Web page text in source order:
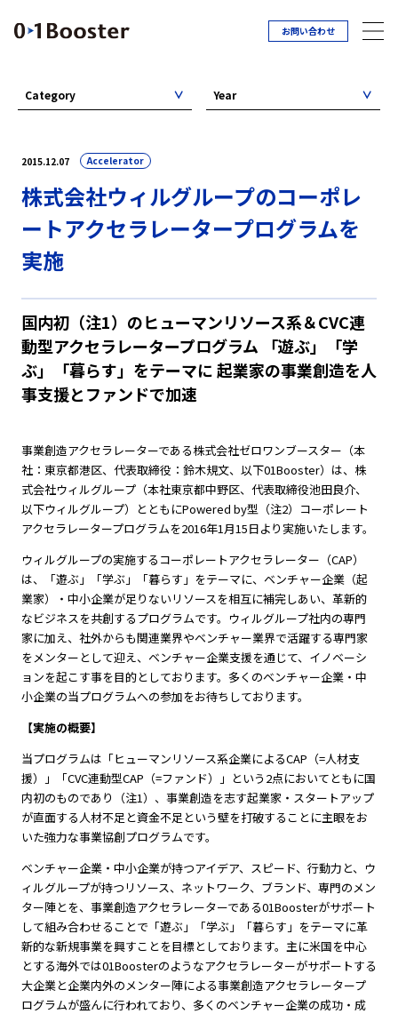
お問い合わせ
2015.12.07 Accelerator
株式会社ウィルグループのコーポレ
ートアクセラレータープログラムを
実施
国内初（注1）のヒューマンリソース系＆CVC連
動型アクセラレータープログラム 「遊ぶ」「学
ぶ」「暮らす」をテーマに 起業家の事業創造を人
事支援とファンドで加速
事業創造アクセラレーターである株式会社ゼロワンブースター（本
社：東京都港区、代表取締役：鈴木規文、以下01Booster）は、株
式会社ウィルグループ（本社東京都中野区、代表取締役池田良介、
以下ウィルグループ）とともにPowered by型（注2）コーポレート
アクセラレータープログラムを2016年1月15日より実施いたします。
ウィルグループの実施するコーポレートアクセラレーター（CAP）
は、「遊ぶ」「学ぶ」「暮らす」をテーマに、ベンチャー企業（起
業家）・中小企業が足りないリソースを相互に補完しあい、革新的
なビジネスを共創するプログラムです。ウィルグループ社内の専門
家に加え、社外からも関連業界やベンチャー業界で活躍する専門家
をメンターとして迎え、ベンチャー企業支援を通じて、イノベーシ
ョンを起こす事を目的としております。多くのベンチャー企業・中
小企業の当プログラムへの参加をお待ちしております。
【実施の概要】
当プログラムは「ヒューマンリソース系企業によるCAP（=人材支
援）」「CVC連動型CAP（=ファンド）」という2点においてともに国
内初のものであり（注1）、事業創造を志す起業家・スタートアップ
が直面する人材不足と資金不足という壁を打破することに主眼をお
いた強力な事業協創プログラムです。
ベンチャー企業・中小企業が持つアイデア、スピード、行動力と、ウ
ィルグループが持つリソース、ネットワーク、ブランド、専門のメン
ター陣とを、事業創造アクセラレーターである01Boosterがサポート
して組み合わせることで「遊ぶ」「学ぶ」「暮らす」をテーマに革
新的な新規事業を興すことを目標としております。主に米国を中心
とする海外では01Boosterのようなアクセラレーターがサポートする
大企業と企業内外のメンター陣による事業創造アクセラレータープ
ログラムが盛んに行われており、多くのベンチャー企業の成功・成
Category Year